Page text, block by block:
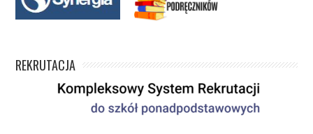
REKRUTACJA